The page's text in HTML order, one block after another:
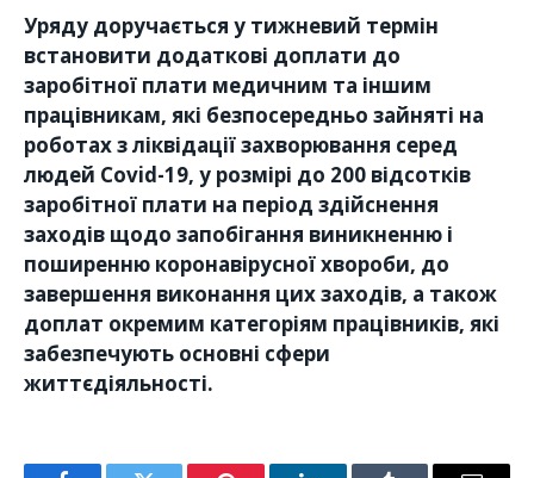
Уряду доручається у тижневий термін
встановити додаткові доплати до
заробітної плати медичним та іншим
працівникам, які безпосередньо зайняті на
роботах з ліквідації захворювання серед
людей Covid-19, у розмірі до 200 відсотків
заробітної плати на період здійснення
заходів щодо запобігання виникненню і
поширенню коронавірусної хвороби, до
завершення виконання цих заходів, а також
доплат окремим категоріям працівників, які
забезпечують основні сфери
життєдіяльності.